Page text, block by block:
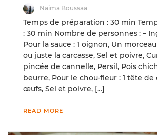
Naima Boussaa
Temps de préparation : 30 min
: 30 min Nombre de personnes : –
Pour la sauce : 1 oignon, Un
ou juste la carcasse, Sel et poivre,
pincée de cannelle, Persil, Pois
beurre, Pour le chou-fleur : 1 tête de
œufs, Sel et poivre, […]
READ MORE